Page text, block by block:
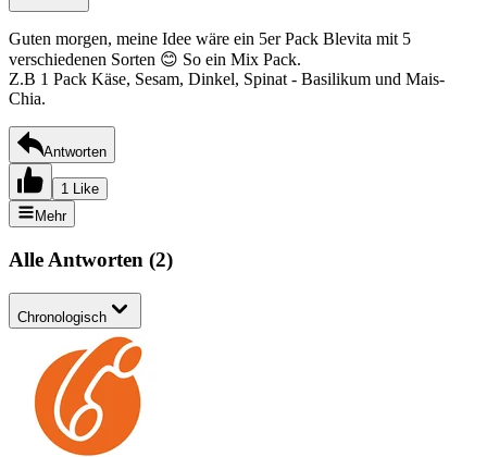
Guten morgen, meine Idee wäre ein 5er Pack Blevita mit 5
verschiedenen Sorten 😊 So ein Mix Pack.
Z.B 1 Pack Käse, Sesam, Dinkel, Spinat - Basilikum und Mais-
Chia.
Antworten
1 Like
Mehr
Alle Antworten (2)
Chronologisch